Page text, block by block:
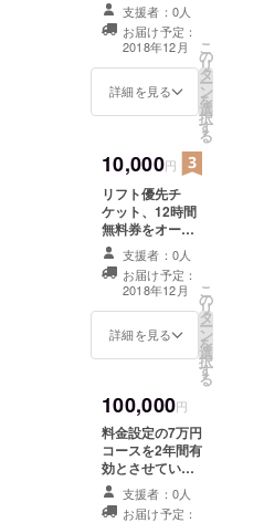
支援者：0人
お届け予定：
2018年12月
詳細を見る
こ
の
リ
タ
ー
ン
を
選
択
す
る
10,000円
リフト優先チ
ケット、12時間
無料券をオープ
ン後にお渡しい
たします。
支援者：0人
お届け予定：
2018年12月
詳細を見る
こ
の
リ
タ
ー
ン
を
選
択
す
る
100,000円
料金設定の7万円
コースを2年間有
効とさせていた
だきたいと思い
ます。 また、支援者：0人
お届け予定：